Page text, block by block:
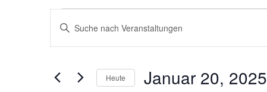
Veranstaltungen
für
Januar
2025
Veranstaltungen
Suche
und
Navigation
Bitte
Schlüsselwort
eingeben.
nach
Heute Januar 20, 2025